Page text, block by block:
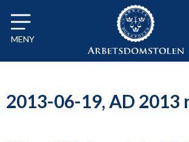
Till innehåll på sidan x
MENY
2013-06-19, AD 2013